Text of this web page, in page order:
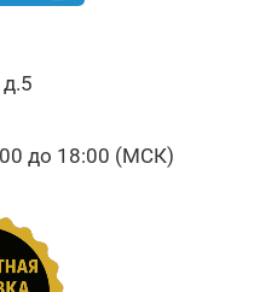
до 18:00 (МСК)